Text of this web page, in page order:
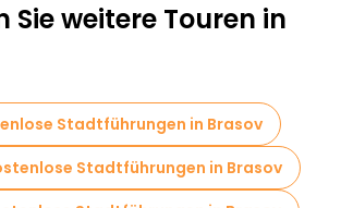
Sie weitere Touren in
Stadtführungen in Brasov
Stadtführungen in Brasov